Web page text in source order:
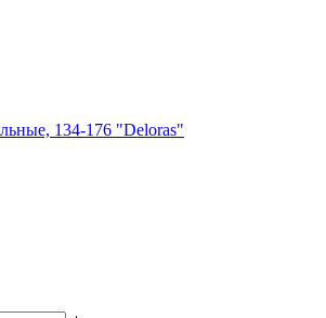
134-176 "Deloras"